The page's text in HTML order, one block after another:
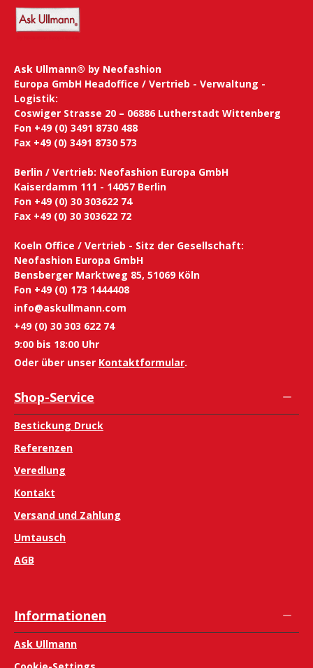
Ask Ullmann® by Neofashion
Europa GmbH Headoffice / Vertrieb - Verwaltung -
Logistik:
Coswiger Strasse 20 – 06886 Lutherstadt Wittenberg
Fon +49 (0) 3491 8730 488
Fax +49 (0) 3491 8730 573
Berlin / Vertrieb: Neofashion Europa GmbH
Kaiserdamm 111 - 14057 Berlin
Fon +49 (0) 30 303622 74
Fax +49 (0) 30 303622 72
Koeln Office / Vertrieb - Sitz der Gesellschaft:
Neofashion Europa GmbH
Bensberger Marktweg 85, 51069 Köln
Fon +49 (0) 173 1444408
info@askullmann.com
+49 (0) 30 303 622 74
9:00 bis 18:00 Uhr
Oder über unser Kontaktformular.
Shop-Service
Bestickung Druck
Referenzen
Veredlung
Kontakt
Versand und Zahlung
Umtausch
AGB
Informationen
Ask Ullmann